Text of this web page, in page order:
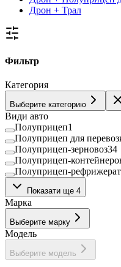
Дрон + Трал
Фильтр
Категория
Выберите категорию
Види авто
Полуприцеп1
Полуприцеп для
Полуприцеп-зерновоз34
Полуприцеп-
Полуприцеп-
Полуприцеп-самосвал
Полуприцеп-цистерна
Тентованный полуприцеп
Показати ще 4
Марка
Выберите марку
Модель
Выберите модель